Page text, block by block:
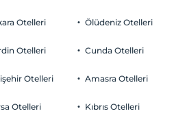
(Tesis disinda)
1 çocuk ücretsizdir
Otelleri
Otelleri
Otelleri
Otelleri
Ölüdeniz Otelleri
Cunda Otelleri
Amasra Otelleri
Kıbrıs Otelleri